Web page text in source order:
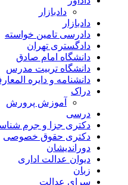
دادبازار
دادبازار
دادرسی تامین خواسته
دادگستری تهران
دانشگاه امام صادق
دانشگاه تربیت مدرس
دانشنامه و دایره
دراک
آموزش پرورش
درسی
دکتری جزا و جرم
دکتری حقوق خصوصی
دوراندیشان
دیوان عدالت اداری
زبان
سرای عدالت